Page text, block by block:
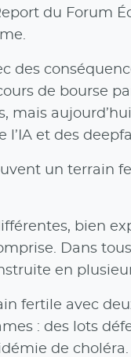
du Forum
des
de bourse
et des
un terrain
bien
Dans tous
en
fertile avec
: des lots
de